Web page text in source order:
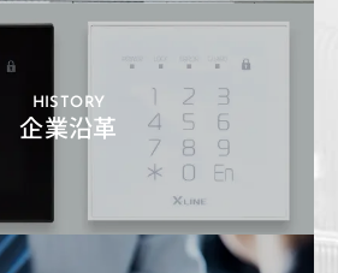
HISTORY
企業沿革